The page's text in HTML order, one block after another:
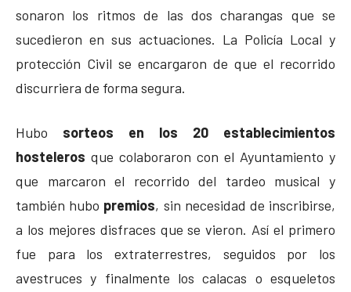
sonaron los ritmos de las dos charangas que se
sucedieron en sus actuaciones. La Policía Local y
protección Civil se encargaron de que el recorrido
discurriera de forma segura.
Hubo sorteos en los 20 establecimientos
hosteleros que colaboraron con el Ayuntamiento y
que marcaron el recorrido del tardeo musical y
también hubo premios, sin necesidad de inscribirse,
a los mejores disfraces que se vieron. Así el primero
fue para los extraterrestres, seguidos por los
avestruces y finalmente los calacas o esqueletos